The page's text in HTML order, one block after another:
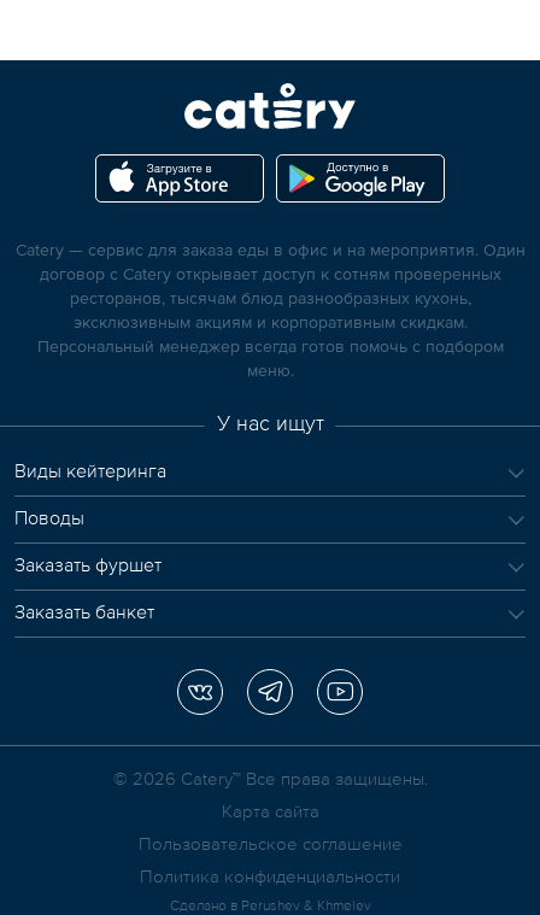
Catery — сервис для заказа еды в офис и на мероприятия. Один
договор с Catery открывает доступ к сотням проверенных
ресторанов, тысячам блюд разнообразных кухонь,
эксклюзивным акциям и корпоративным скидкам.
Персональный менеджер всегда готов помочь с подбором
меню.
У нас ищут
Виды кейтеринга
Поводы
Заказать фуршет
Заказать банкет
© 2026 Сatery™ Все права защищены.
Карта сайта
Пользовательское соглашение
Политика конфиденциальности
Сделано в Perushev & Khmelev